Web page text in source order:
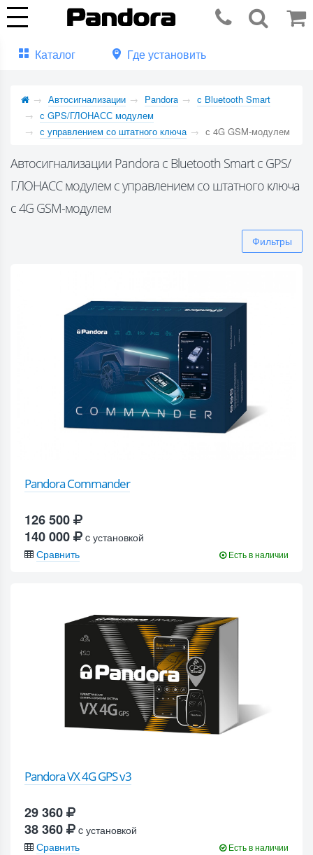
Каталог Где установить
Автосигнализации Pandora
с Bluetooth Smart
с GPS/ГЛОНАСС модулем
с управлением со штатного ключа
с 4G GSM-модулем
Автосигнализации Pandora с Bluetooth Smart с GPS/
ГЛОНАСС модулем с управлением со штатного ключа
с 4G GSM-модулем
Фильтры
Pandora Commander
126 500
140 000
c установкой
Сравнить
Есть в наличии
Pandora VX 4G GPS v3
29 360
38 360
c установкой
Сравнить
Есть в наличии